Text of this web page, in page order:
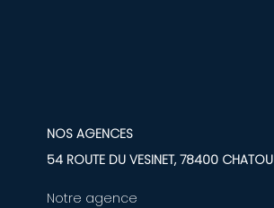
NOS AGENCES
54 ROUTE DU VESINET, 78400 CHATOU
Notre agence